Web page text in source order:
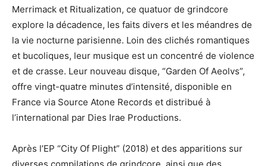
Merrimack et Ritualization, ce quatuor de grindcore
explore la décadence, les faits divers et les méandres de
la vie nocturne parisienne. Loin des clichés romantiques
et bucoliques, leur musique est un concentré de violence
et de crasse. Leur nouveau disque, “Garden Of Aeolvs”,
offre vingt-quatre minutes d’intensité, disponible en
France via Source Atone Records et distribué à
l’international par Dies Irae Productions.
Après l’EP “City Of Plight” (2018) et des apparitions sur